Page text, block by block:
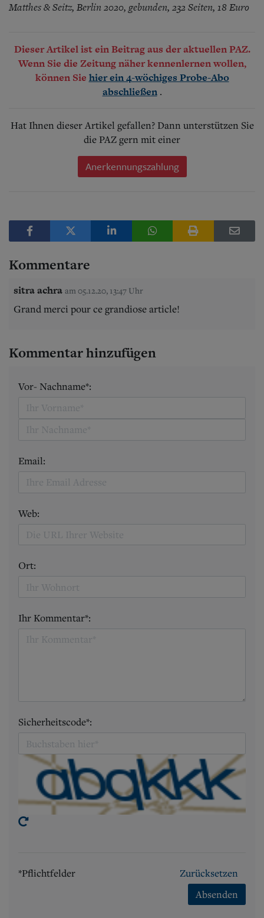
Mat­thes & Seitz, Berlin 2020, gebunden, 232 Seiten, 18 Euro
Dieser Artikel ist ein Beitrag aus der aktuellen PAZ.
Wenn Sie die Zeitung näher kennenlernen wollen,
können Sie hier ein 4-wöchiges Probe-Abo
abschließen .
Hat Ihnen dieser Artikel gefallen? Dann unterstützen Sie
die PAZ gern mit einer
Anerkennungszahlung
Kommentare
sitra achra am 05.12.20, 13:47 Uhr
Grand merci pour ce grandiose article!
Kommentar hinzufügen
Vor- Nachname*:
Email:
Web:
Ort:
Ihr Kommentar*:
Sicherheitscode*:
*Pflichtfelder
Zurücksetzen
Absenden